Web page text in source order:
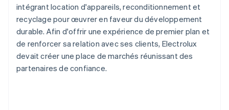
intégrant location d'appareils, reconditionnement et
recyclage pour œuvrer en faveur du développement
durable. Afin d'offrir une expérience de premier plan et
de renforcer sa relation avec ses clients, Electrolux
devait créer une place de marchés réunissant des
partenaires de confiance.